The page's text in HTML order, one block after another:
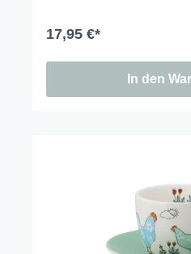
17,95 €*
In den